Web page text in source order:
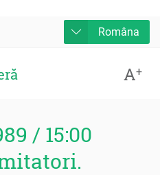
Româna
A+
/ 15:00